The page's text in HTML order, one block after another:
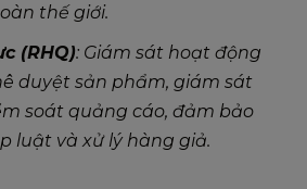
thế giới.
(RHQ): Giám sát hoạt động
duyệt sản phẩm, giám sát
soát quảng cáo, đảm bảo
luật và xử lý hàng giả.